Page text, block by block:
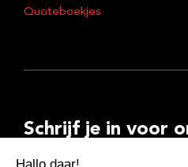
Quoteboekjes
Schrijf je in voor